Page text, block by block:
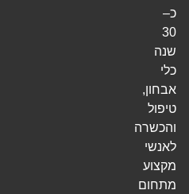
כ–
30
שנה
כלי
אבחון,
טיפול
והכשרה
לאנשי
מקצוע
מתחום